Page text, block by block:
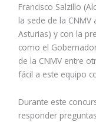
Francisco Salzillo
la sede de la CNMV
Asturias) y con la
como el
de la CNMV entre
fácil a este equipo
Durante este
responder